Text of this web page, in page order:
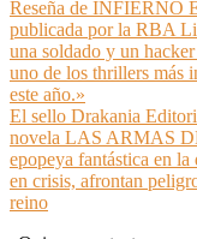
Navegación
de
entradas
Reseña de INFIERNO
publicada por la RBA
una soldado y un
uno de los thrillers más
este año.»
El sello Drakania
novela LAS ARMAS
epopeya fantástica en
en crisis, afrontan
reino